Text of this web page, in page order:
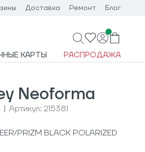
Доставка Ремонт Блог
КАРТЫ РАСПРОДАЖА
Neoforma
| Артикул: 215381
PRIZM BLACK POLARIZED